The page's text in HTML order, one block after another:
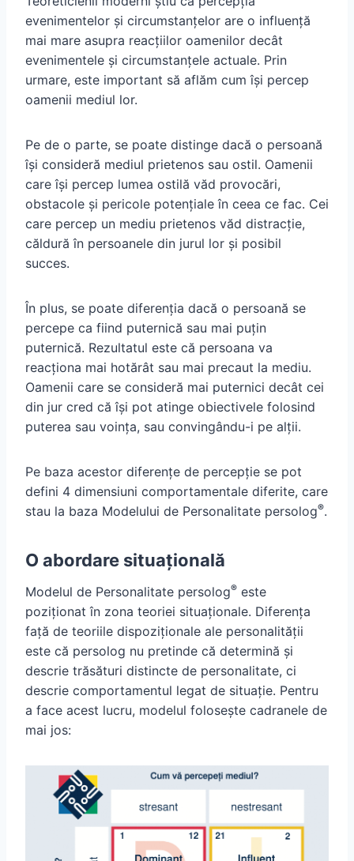
evenimentelor și circumstanțelor are o influență
mai mare asupra reacțiilor oamenilor decât
evenimentele și circumstanțele actuale. Prin
urmare, este important să aflăm cum își percep
oamenii mediul lor.
Pe de o parte, se poate distinge dacă o persoană
își consideră mediul prietenos sau ostil. Oamenii
care își percep lumea ostilă văd provocări,
obstacole și pericole potențiale în ceea ce fac. Cei
care percep un mediu prietenos văd distracție,
căldură în persoanele din jurul lor și posibil
succes.
În plus, se poate diferenția dacă o persoană se
percepe ca fiind puternică sau mai puțin
puternică. Rezultatul este că persoana va
reacționa mai hotărât sau mai precaut la mediu.
Oamenii care se consideră mai puternici decât cei
din jur cred că își pot atinge obiectivele folosind
puterea sau voința, sau convingându-i pe alții.
Pe baza acestor diferențe de percepție se pot
defini 4 dimensiuni comportamentale diferite, care
stau la baza Modelului de Personalitate persolog®.
O abordare situațională
Modelul de Personalitate persolog® este
poziționat în zona teoriei situaționale. Diferența
față de teoriile dispoziționale ale personalității
este că persolog nu pretinde că determină și
descrie trăsături distincte de personalitate, ci
descrie comportamentul legat de situație. Pentru
a face acest lucru, modelul folosește cadranele de
mai jos: